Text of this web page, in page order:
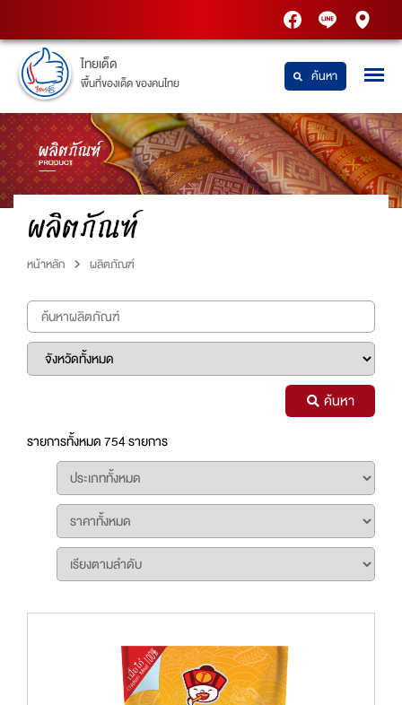
PTT
PTT
ไทยเด็ด
พื้นที่ของเด็ด ของคนไทย ค้นหา
ผลิตภัณฑ์
หน้าหลัก ผลิตภัณฑ์
ค้นหา
รายการทั้งหมด 754 รายการ